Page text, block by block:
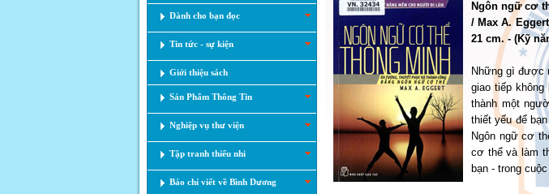
Dành cho bạn đọc
Tin tức - sự kiện
Giới thiệu sách
Sản Phẩm Thông Tin
Nghiệp vụ thư viện
Tập tranh thiếu nhi
Báo chí viết về Bình Dương
Ngôn ngữ cơ
/ Max A.
21 cm. - (Kỹ
Những gì được
giao tiếp
thành một
thiết yếu để
Ngôn ngữ cơ
cơ thể và làm
bạn - trong